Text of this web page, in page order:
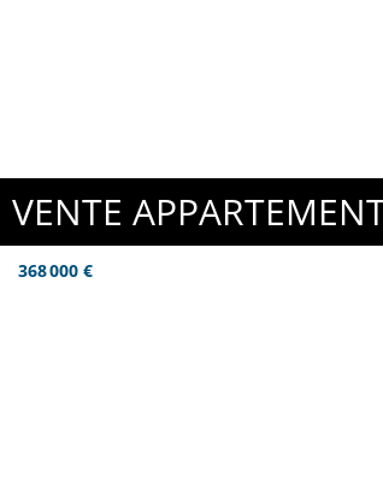
VENTE
368 000 €